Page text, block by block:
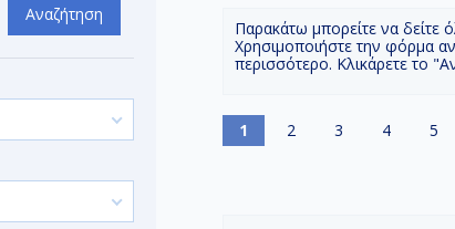
Παρακάτω μπορείτε να δείτε
Χρησιμοποιήστε την φόρμα
περισσότερο. Κλικάρετε το
1 2 3 4 5
Αναζήτηση